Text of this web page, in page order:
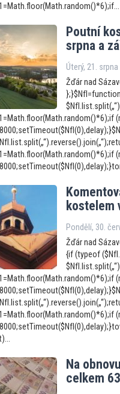
Poutní
srpna a
Úterý, 21. srpna
Žďár nad
Komen
kostelem
Pondělí, 30.
Žďár nad
{if (typeof
Na
celkem